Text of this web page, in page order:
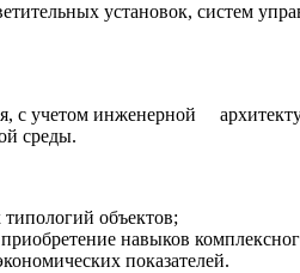
установок, систем
с учетом инженерной
среды.
объектов;
навыков
показателей.